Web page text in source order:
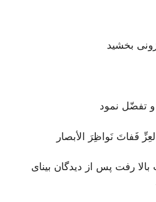
بخشید
تفضّل نمود
فَفاتَ نَواظِرَ الأبصار
بالا رفت پس از دیدگان بینای